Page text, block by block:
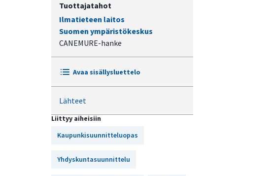
Tuottajatahot
Ilmatieteen laitos
Suomen ympäristökeskus
CANEMURE-hanke
Avaa sisällysluettelo
Suunnitteluratkaisun kuvaus
Mitä ratkaisulla saavutetaan?
Tarkistuslista
Mahdolliset ristiriidat
Lähteet
Liittyy aiheisiin
Kaupunkisuunnitteluopas
Yhdyskuntasuunnittelu